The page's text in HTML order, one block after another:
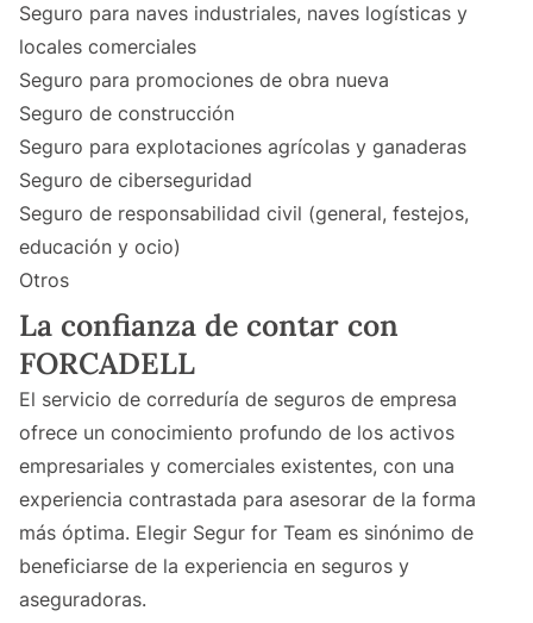
Seguro para naves industriales, naves logísticas y
locales comerciales
Seguro para promociones de obra nueva
Seguro de construcción
Seguro para explotaciones agrícolas y ganaderas
Seguro de ciberseguridad
Seguro de responsabilidad civil (general, festejos,
educación y ocio)
Otros
La confianza de contar con
FORCADELL
El servicio de correduría de seguros de empresa
ofrece un conocimiento profundo de los activos
empresariales y comerciales existentes, con una
experiencia contrastada para asesorar de la forma
más óptima. Elegir Segur for Team es sinónimo de
beneficiarse de la experiencia en seguros y
aseguradoras.